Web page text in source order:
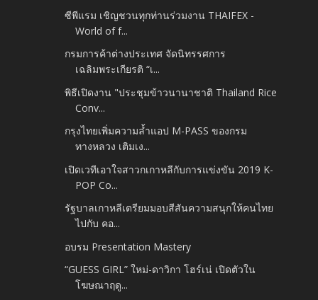
ซีพีแรม เชิญชวนทุกท่านร่วมงาน THAIFEX -
World of f...
กรมการค้าต่างประเทศ จัดนิทรรศการ
เฉลิมพระเกียรติ “เ...
พิธีเปิดงาน "ประชุมข้าวนานาชาติ Thailand Rice
Conv...
กรุงไทยเพิ่มความล้ำแอป M-PASS ของกรม
ทางหลวง เติมเง...
เปิดเวทีเอาใจสาวกเกาหลีกับการแข่งขัน 2019 K-
POP Co...
รัฐบาลเกาหลีเตรียมมอบสีสันความสนุกให้คนไทย
ไปกับ คอ...
อบรม Presentation Mastery
“GUESS GIRL” ใหม่-ดาวิกา โฮร์เน่ เปิดตัวใน
โฆษณาฤดู...